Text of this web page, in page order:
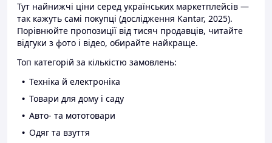
Тут найнижчі ціни серед українських маркетплейсів —
так кажуть самі покупці (дослідження Kantar, 2025).
Порівнюйте пропозиції від тисяч продавців, читайте
відгуки з фото і відео, обирайте найкраще.
Топ категорій за кількістю замовлень:
Техніка й електроніка
Товари для дому і саду
Авто- та мототовари
Одяг та взуття